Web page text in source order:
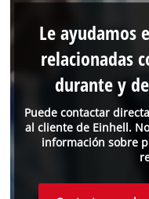
Puede contactar
al cliente de Einhell.
información sobre
Le ayudamos
relacionadas
durante y